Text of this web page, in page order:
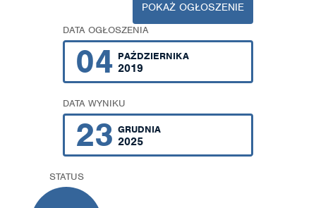
POKAŻ OGŁOSZENIE
DATA OGŁOSZENIA
04 PAŹDZIERNIKA
2019
DATA WYNIKU
23 GRUDNIA
2025
STATUS